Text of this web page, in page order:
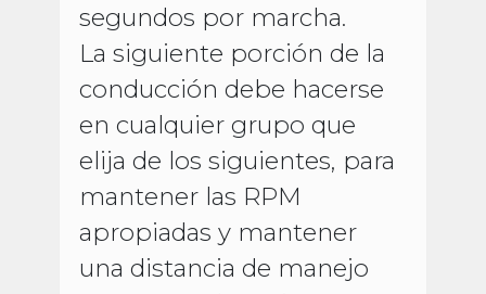
segundos por marcha.
La siguiente porción de la
conducción debe hacerse
en cualquier grupo que
elija de los siguientes, para
mantener las RPM
apropiadas y mantener
una distancia de manejo